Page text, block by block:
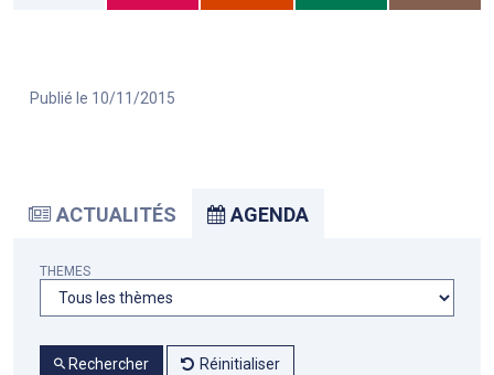
Publié le 10/11/2015
ACTUALITÉS AGENDA
THEMES
Rechercher Réinitialiser